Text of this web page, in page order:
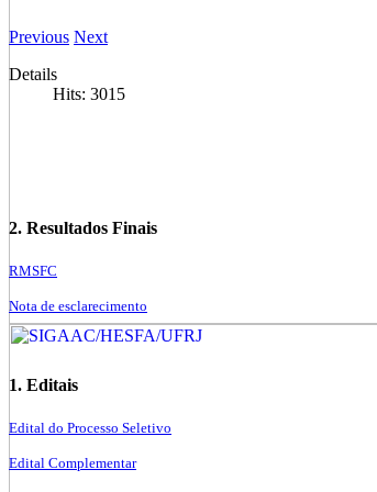
Previous Next
Details
Hits: 3015
2. Resultados Finais
RMSFC
Nota de esclarecimento
1. Editais
Edital do Processo Seletivo
Edital Complementar